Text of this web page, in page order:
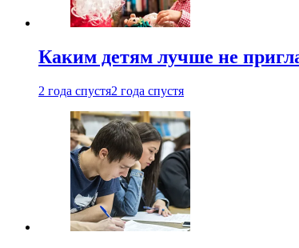
Каким детям лучше не
2 года спустя2 года спустя